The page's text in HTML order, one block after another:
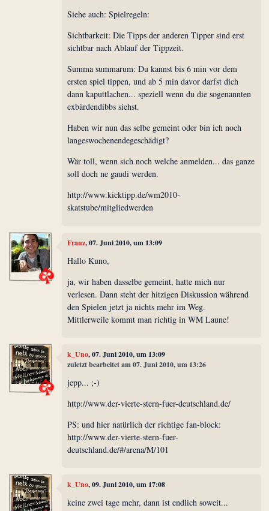
Siehe auch: Spielregeln:
Sichtbarkeit: Die Tipps der anderen Tipper sind erst
sichtbar nach Ablauf der Tippzeit.
Summa summarum: Du kannst bis 6 min vor dem
ersten spiel tippen, und ab 5 min davor darfst dich
dann kaputtlachen... speziell wenn du die sogenannten
exbärdendibbs siehst.
Haben wir nun das selbe gemeint oder bin ich noch
langeswochenendegeschädigt?
Wär toll, wenn sich noch welche anmelden... das ganze
soll doch ne gaudi werden.
http://www.kicktipp.de/wm2010-
skatstube/mitgliedwerden
Franz, 07. Juni 2010, um 13:09
Hallo Kuno,
ja, wir haben dasselbe gemeint, hatte mich nur
verlesen. Dann steht der hitzigen Diskussion während
den Spielen jetzt ja nichts mehr im Weg.
Mittlerweile kommt man richtig in WM Laune!
k_Uno, 07. Juni 2010, um 13:09
zuletzt bearbeitet am 07. Juni 2010, um 13:26
jepp... ;-)
http://www.der-vierte-stern-fuer-deutschland.de/
PS: und hier natürlich der richtige fan-block:
http://www.der-vierte-stern-fuer-
deutschland.de/#/arena/M/101
k_Uno, 09. Juni 2010, um 17:08
keine zwei tage mehr, dann ist endlich soweit...